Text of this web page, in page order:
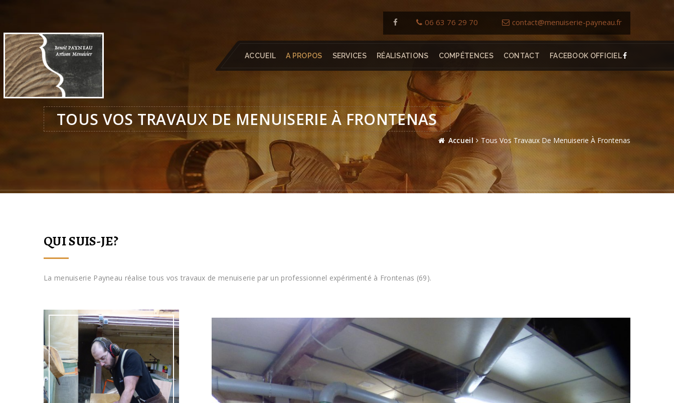
06 63 76 29 70 contact@menuiserie-payneau.fr
ACCUEIL A PROPOS SERVICES RÉALISATIONS COMPÉTENCES CONTACT FACEBOOK OFFICIEL
TOUS VOS TRAVAUX DE MENUISERIE À FRONTENAS
Accueil Tous Vos Travaux De Menuiserie À Frontenas
QUI SUIS-JE?
La menuiserie Payneau réalise tous vos travaux de menuiserie par un professionnel expérimenté à Frontenas (69).